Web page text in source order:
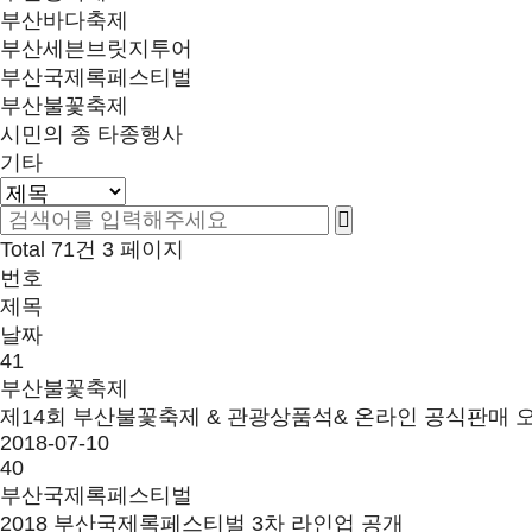
부산바다축제
부산세븐브릿지투어
부산국제록페스티벌
부산불꽃축제
시민의 종 타종행사
기타
Total 71건 3 페이지
번호
제목
날짜
41
부산불꽃축제
제14회 부산불꽃축제 & 관광상품석& 온라인 공식판매
2018-07-10
40
부산국제록페스티벌
2018 부산국제록페스티벌 3차 라인업 공개